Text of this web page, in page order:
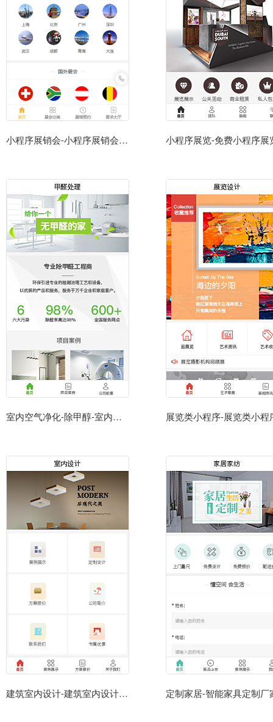
小程序展销会-小程序展销会模板
室内空气净化-除甲醇-室内空气净化公司
建筑室内设计-建筑室内设计小程序模板